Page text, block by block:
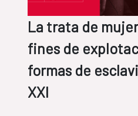
La trata de
fines de
formas de
XXI